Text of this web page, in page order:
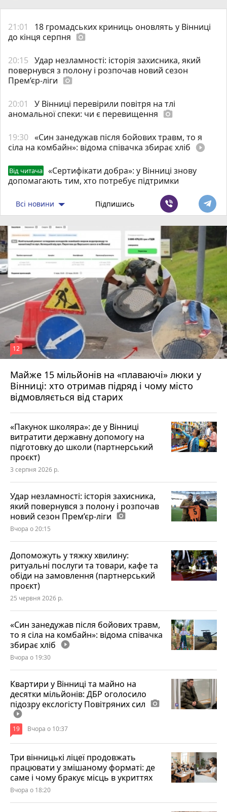
21:01
18 громадських криниць оновлять у Вінниці
до кінця серпня photo_camera
20:15 Удар незламності: історія захисника, який
повернувся з полону і розпочав новий сезон
Прем’єр-ліги photo_camera
20:01
У Вінниці перевірили повітря на тлі
аномальної спеки: чи є перевищення photo_camera
19:30 «Син занедужав після бойових травм, то я
сіла на комбайн»: відома співачка збирає хліб play_circle_filled
Від читача
«Сертифікати добра»: у Вінниці знову
допомагають тим, хто потребує підтримки
Всі новини Підпишись
Майже 15 мільйонів на «плаваючі» люки у
Вінниці: хто отримав підряд і чому місто
відмовляється від старих
12
«Пакунок школяра»: де у Вінниці
витратити державну допомогу на
підготовку до школи (партнерський
проєкт)
3 серпня 2026 р.
Удар незламності: історія захисника,
який повернувся з полону і розпочав
новий сезон Прем’єр-ліги photo_camera
Вчора о 20:15
Допоможуть у тяжку хвилину:
ритуальні послуги та товари, кафе та
обіди на замовлення (партнерський
проєкт)
25 червня 2026 р.
«Син занедужав після бойових травм,
то я сіла на комбайн»: відома співачка
збирає хліб play_circle_filled
Вчора о 19:30
Квартири у Вінниці та майно на
десятки мільйонів: ДБР оголосило
підозру екслогісту Повітряних сил photo_camera
play_circle_filled
19 Вчора о 10:37
Три вінницькі ліцеї продовжать
працювати у змішаному форматі: де
саме і чому бракує місць в укриттях
Вчора о 18:20